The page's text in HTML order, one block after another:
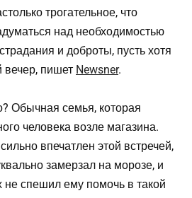
трогательное, что
над необходимостью
и доброты, пусть хотя
вечер, пишет Newsner.
Обычная семья, которая
человека возле магазина.
впечатлен этой встречей,
замерзал на морозе, и
не спешил ему помочь в такой